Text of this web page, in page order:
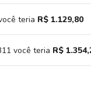
teria R$ 1.129,80
você teria R$